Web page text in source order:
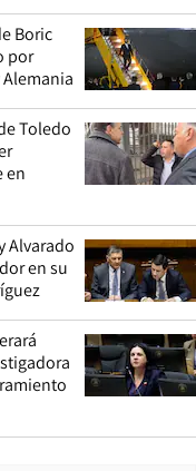
Boric
por
Toledo
en
Alvarado
en su